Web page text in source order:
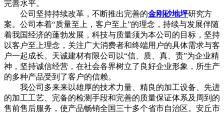
完善水平。
公司坚持持续改革，不断推出完善的金刚砂地坪研究方
案。公司本着“质量至上，客户至上”的理念，持续与发展伴随
着我国经济的蓬勃发展，科技与质量须为本公司的目标，坚持
以客户至上理念，关注广大消费者和终端用户的具体需求与客
户一起成长。天诚建材有限公司以“信、质、真、责”为企业精
神，坚持诚信经营，在社会各界树立了良好企业形象，所生产
的多种产品受到了客户的信赖。
我公司多来来以雄厚的技术力量、精良的加工设备、先进
的加工工艺、完备的检测手段和完善的质量保证体系及周到的
售前售后服务，使产品畅销全国三十多个省市自治区。安丘市